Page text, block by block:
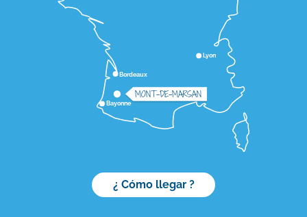
Lyon
Bordeaux
Bayonne
MONT-DE-MARSAN
¿ Cómo llegar ?